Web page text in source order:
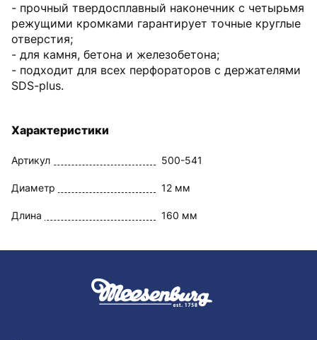
- прочный твердосплавный наконечник с четырьмя
режущими кромками гарантирует точные круглые
отверстия;
- для камня, бетона и железобетона;
- подходит для всех перфораторов с держателями
SDS-plus.
Характеристики
Артикул 500-541
Диаметр 12 мм
Длина 160 мм